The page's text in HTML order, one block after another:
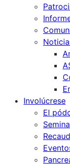
Involúcrese
El